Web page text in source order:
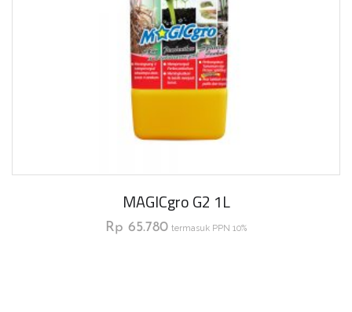
MAGICgro G2 1L
Rp 65.780 termasuk PPN 10%